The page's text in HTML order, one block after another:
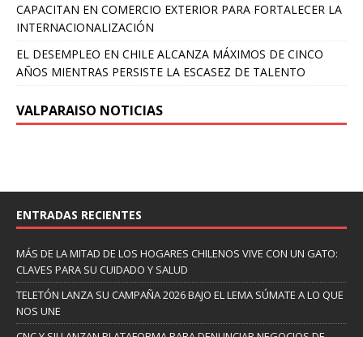
CAPACITAN EN COMERCIO EXTERIOR PARA FORTALECER LA
INTERNACIONALIZACIÓN
EL DESEMPLEO EN CHILE ALCANZA MÁXIMOS DE CINCO
AÑOS MIENTRAS PERSISTE LA ESCASEZ DE TALENTO
VALPARAISO NOTICIAS
ENTRADAS RECIENTES
MÁS DE LA MITAD DE LOS HOGARES CHILENOS VIVE CON UN GATO:
CLAVES PARA SU CUIDADO Y SALUD
TELETÓN LANZA SU CAMPAÑA 2026 BAJO EL LEMA SÚMATE A LO QUE
NOS UNE